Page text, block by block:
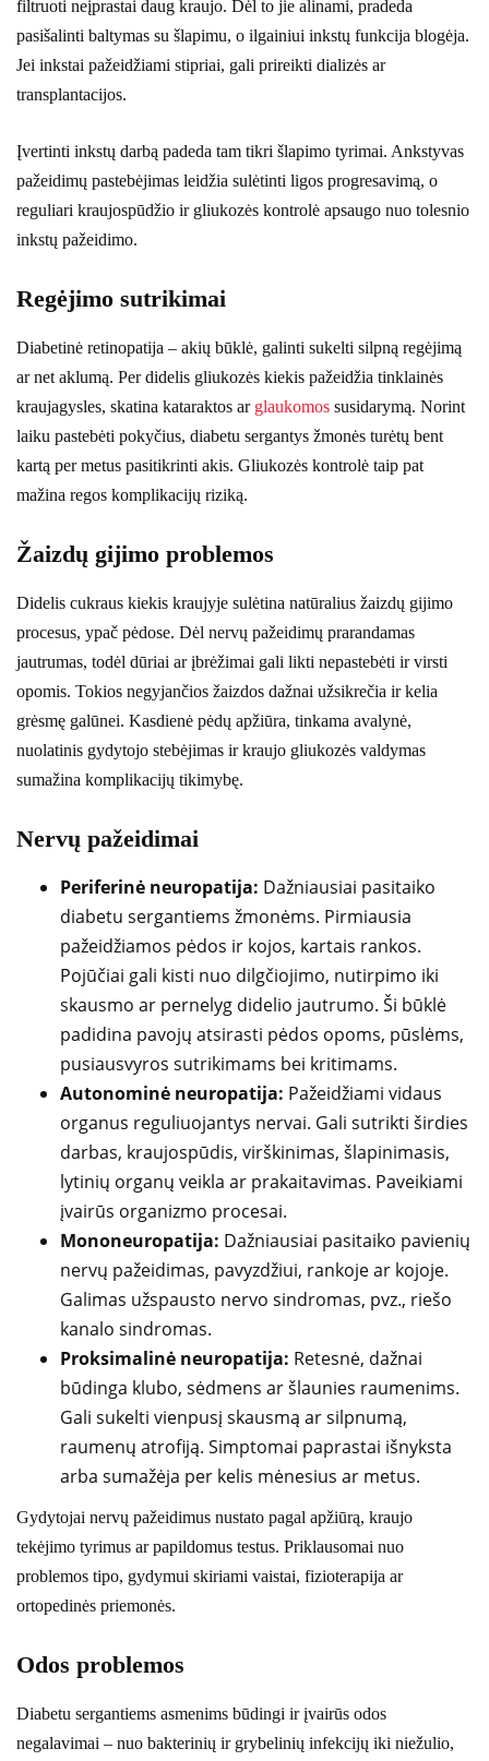
filtruoti neįprastai daug kraujo. Dėl to jie alinami, pradeda
pasišalinti baltymas su šlapimu, o ilgainiui inkstų funkcija blogėja.
Jei inkstai pažeidžiami stipriai, gali prireikti dializės ar
transplantacijos.
Įvertinti inkstų darbą padeda tam tikri šlapimo tyrimai. Ankstyvas
pažeidimų pastebėjimas leidžia sulėtinti ligos progresavimą, o
reguliari kraujospūdžio ir gliukozės kontrolė apsaugo nuo tolesnio
inkstų pažeidimo.
Regėjimo sutrikimai
Diabetinė retinopatija – akių būklė, galinti sukelti silpną regėjimą
ar net aklumą. Per didelis gliukozės kiekis pažeidžia tinklainės
kraujagysles, skatina kataraktos ar glaukomos susidarymą. Norint
laiku pastebėti pokyčius, diabetu sergantys žmonės turėtų bent
kartą per metus pasitikrinti akis. Gliukozės kontrolė taip pat
mažina regos komplikacijų riziką.
Žaizdų gijimo problemos
Didelis cukraus kiekis kraujyje sulėtina natūralius žaizdų gijimo
procesus, ypač pėdose. Dėl nervų pažeidimų prarandamas
jautrumas, todėl dūriai ar įbrėžimai gali likti nepastebėti ir virsti
opomis. Tokios negyjančios žaizdos dažnai užsikrečia ir kelia
grėsmę galūnei. Kasdienė pėdų apžiūra, tinkama avalynė,
nuolatinis gydytojo stebėjimas ir kraujo gliukozės valdymas
sumažina komplikacijų tikimybę.
Nervų pažeidimai
Periferinė neuropatija: Dažniausiai pasitaiko
diabetu sergantiems žmonėms. Pirmiausia
pažeidžiamos pėdos ir kojos, kartais rankos.
Pojūčiai gali kisti nuo dilgčiojimo, nutirpimo iki
skausmo ar pernelyg didelio jautrumo. Ši būklė
padidina pavojų atsirasti pėdos opoms, pūslėms,
pusiausvyros sutrikimams bei kritimams.
Autonominė neuropatija: Pažeidžiami vidaus
organus reguliuojantys nervai. Gali sutrikti širdies
darbas, kraujospūdis, virškinimas, šlapinimasis,
lytinių organų veikla ar prakaitavimas. Paveikiami
įvairūs organizmo procesai.
Mononeuropatija: Dažniausiai pasitaiko pavienių
nervų pažeidimas, pavyzdžiui, rankoje ar kojoje.
Galimas užspausto nervo sindromas, pvz., riešo
kanalo sindromas.
Proksimalinė neuropatija: Retesnė, dažnai
būdinga klubo, sėdmens ar šlaunies raumenims.
Gali sukelti vienpusį skausmą ar silpnumą,
raumenų atrofiją. Simptomai paprastai išnyksta
arba sumažėja per kelis mėnesius ar metus.
Gydytojai nervų pažeidimus nustato pagal apžiūrą, kraujo
tekėjimo tyrimus ar papildomus testus. Priklausomai nuo
problemos tipo, gydymui skiriami vaistai, fizioterapija ar
ortopedinės priemonės.
Odos problemos
Diabetu sergantiems asmenims būdingi ir įvairūs odos
negalavimai – nuo bakterinių ir grybelinių infekcijų iki niežulio,